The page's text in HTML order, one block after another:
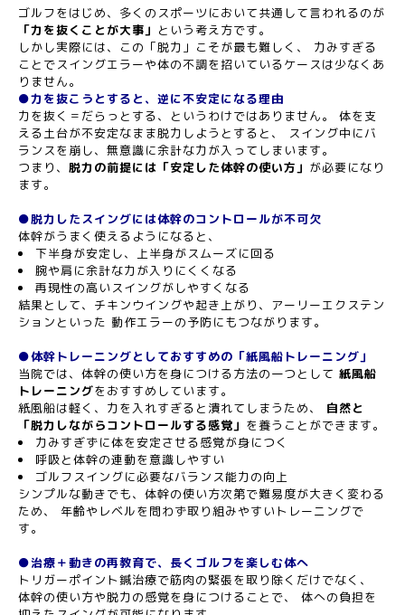
ゴルフをはじめ、多くのスポーツにおいて共通して言われるのが
「力を抜くことが大事」 という考え方です。
しかし実際には、この「脱力」こそが最も難しく、 力みすぎる
ことでスイングエラーや体の不調を招いているケースは少なくあ
りません。
●力を抜こうとすると、逆に不安定になる理由
力を抜く＝だらっとする、というわけではありません。 体を支
える土台が不安定なまま脱力しようとすると、 スイング中にバ
ランスを崩し、無意識に余計な力が入ってしまいます。
つまり、 脱力の前提には「安定した体幹の使い方」 が必要になり
ます。
●脱力したスイングには体幹のコントロールが不可欠
体幹がうまく使えるようになると、
下半身が安定し、上半身がスムーズに回る
腕や肩に余計な力が入りにくくなる
再現性の高いスイングがしやすくなる
結果として、チキンウイングや起き上がり、アーリーエクステン
ションといった 動作エラーの予防にもつながります。
●体幹トレーニングとしておすすめの「紙風船トレーニング」
当院では、体幹の使い方を身につける方法の一つとして 紙風船
トレーニングをおすすめしています。
紙風船は軽く、力を入れすぎると潰れてしまうため、 自然と
「脱力しながらコントロールする感覚」 を養うことができます。
力みすぎずに体を安定させる感覚が身につく
呼吸と体幹の連動を意識しやすい
ゴルフスイングに必要なバランス能力の向上
シンプルな動きでも、体幹の使い方次第で難易度が大きく変わる
ため、 年齢やレベルを問わず取り組みやすいトレーニングで
す。
●治療＋動きの再教育で、長くゴルフを楽しむ体へ
トリガーポイント鍼治療で筋肉の緊張を取り除くだけでなく、
体幹の使い方や脱力の感覚を身につけることで、 体への負担を